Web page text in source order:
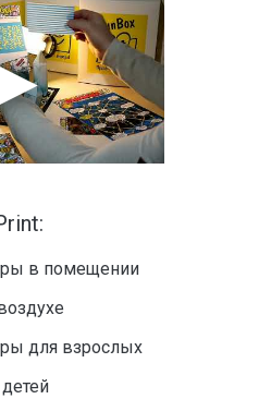
в помещении
для взрослых